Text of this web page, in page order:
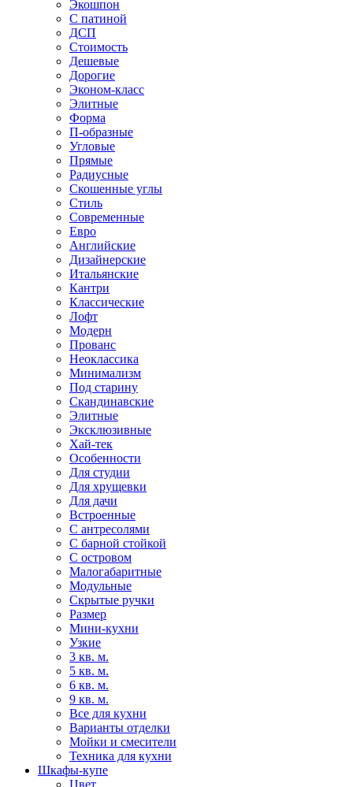
Экошпон
С патиной
ДСП
Стоимость
Дешевые
Дорогие
Эконом-класс
Элитные
Форма
П-образные
Угловые
Прямые
Радиусные
Скошенные углы
Стиль
Современные
Евро
Английские
Дизайнерские
Итальянские
Кантри
Классические
Лофт
Модерн
Прованс
Неоклассика
Минимализм
Под старину
Скандинавские
Элитные
Эксклюзивные
Хай-тек
Особенности
Для студии
Для хрущевки
Для дачи
Встроенные
С антресолями
С барной стойкой
С островом
Малогабаритные
Модульные
Скрытые ручки
Размер
Мини-кухни
Узкие
3 кв. м.
5 кв. м.
6 кв. м.
9 кв. м.
Все для кухни
Варианты отделки
Мойки и смесители
Техника для кухни
Шкафы-купе
Цвет